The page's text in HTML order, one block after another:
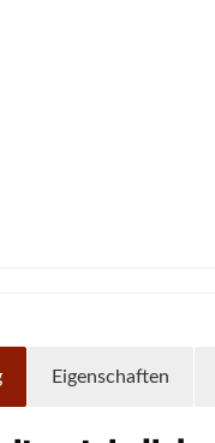
Eigenschaften